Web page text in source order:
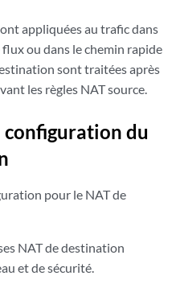
appliquées au trafic dans
ou dans le chemin rapide
sont traitées après
les règles NAT source.
du
pour le NAT de
NAT de destination
et de sécurité.